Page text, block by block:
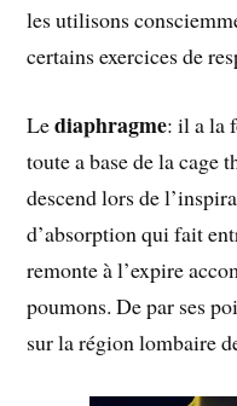
les utilisons
certains exercices de
Lediaphragme: il a la
toute a base de la cage
descend lors de
d’absorption qui fait
remonte à l’expire
poumons. De par ses
sur la région lombaire